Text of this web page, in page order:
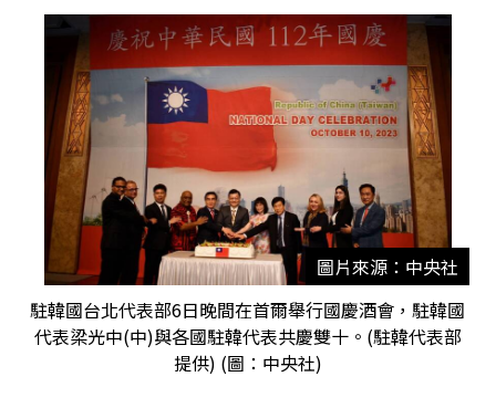
圖片來源：中央社
駐韓國台北代表部6日晚間在首爾舉行國慶酒會，駐韓國
代表梁光中(中)與各國駐韓代表共慶雙十。(駐韓代表部
提供) (圖：中央社)